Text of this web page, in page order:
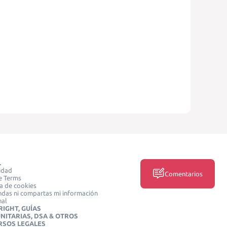
Terms
de cookies
ni compartas mi información
GUÍAS
DSA & OTROS
LEGALES
Comentarios